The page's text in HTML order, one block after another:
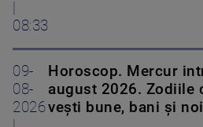
08:33
09-
08-
2026
Horoscop. Mercur
august 2026. Zodiile
vești bune, bani și